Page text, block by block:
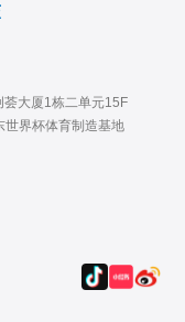
大厦1栋二单元15F
世界杯体育制造基地